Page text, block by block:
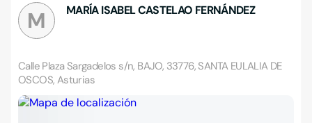
M MARÍA ISABEL CASTELAO FERNÁNDEZ
Calle Plaza Sargadelos s/n, BAJO, 33776, SANTA EULALIA DE
OSCOS, Asturias